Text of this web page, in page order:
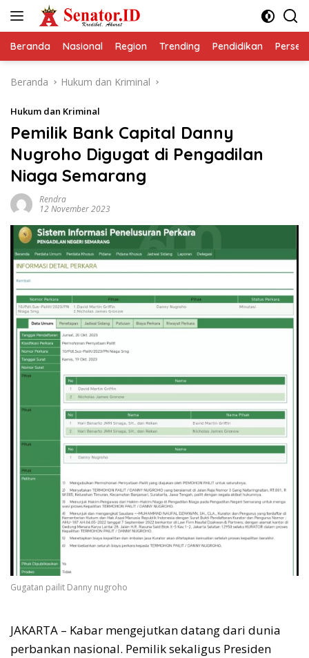
Beranda Nasional Region Trending Pendidikan
Beranda Hukum dan Kriminal
Hukum dan Kriminal
Pemilik Bank Capital Danny
Nugroho Digugat di Pengadilan
Niaga Semarang
Rendra
12 November 2023
Gugatan pailit Danny nugroho
JAKARTA – Kabar mengejutkan datang dari dunia
perbankan nasional. Pemilik sekaligus Presiden